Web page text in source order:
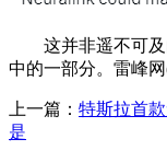
这并非遥不可及
中的一部分。雷峰
上一篇： 特斯拉首
是